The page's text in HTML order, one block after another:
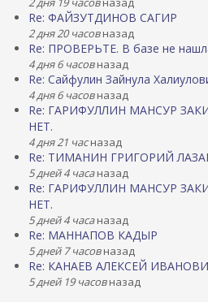
Re: ФАЙЗУТДИНОВ САГИР
2 дня 20 часовназад
Re: ПРОВЕРЬТЕ. В базе не
4 дня 6 часовназад
Re: Сайфулин Зайнула
4 дня 6 часовназад
Re: ГАРИФУЛЛИН МАНСУР
НЕТ.
4 дня 21 часназад
Re: ТИМАНИН ГРИГОРИЙ
5 дней 4 часаназад
Re: ГАРИФУЛЛИН МАНСУР
НЕТ.
5 дней 4 часаназад
Re: МАННАПОВ КАДЫР
5 дней 7 часовназад
Re: КАНАЕВ АЛЕКСЕЙ
5 дней 19 часовназад